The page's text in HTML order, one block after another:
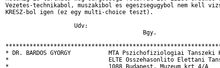
Vezetes-technikabol, muszakibol es egeszsegugybol nem kell
KRESZ-bol igen (ez egy multi-choice teszt).
* DR. BARDOS GYORGY           MTA Pszichofiziologiai
*                             ELTE Osszehasonlito Elettani
*                             1088 Budapest, Muzeum krt 4/